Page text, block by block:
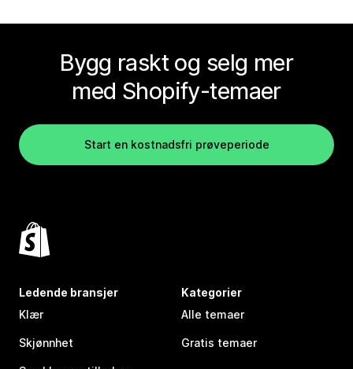
Bygg raskt og selg mer
med Shopify-temaer
Start en kostnadsfri prøveperiode
Ledende bransjer
Klær
Skjønnhet
Kategorier
Alle temaer
Gratis temaer